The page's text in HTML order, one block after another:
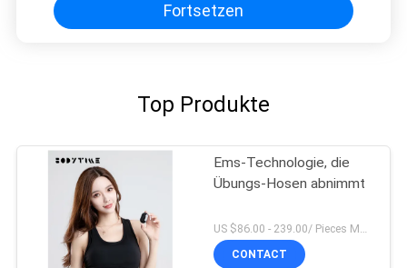
Fortsetzen
Top Produkte
Ems-Technologie, die
Übungs-Hosen abnimmt
US $86.00 - 239.00/ Pieces MOQ:1pieces
CONTACT